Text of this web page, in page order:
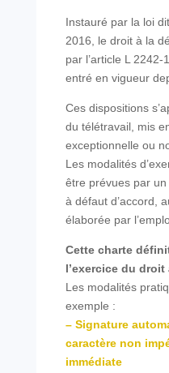
Instauré par la loi
2016, le droit à la
par l’article L
entré en vigueur
Ces dispositions
du télétravail, mis
exceptionnelle ou
Les modalités
être prévues par un
à défaut d’accord,
élaborée par
Cette charte
l’exercice du
Les modalités
exemple :
– Signature
caractère non
immédiate